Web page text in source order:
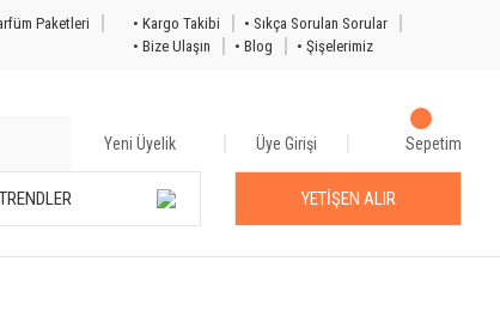
Paketleri
• Kargo Takibi
• Sıkça Sorulan Sorular
• Bize Ulaşın
• Blog
• Şişelerimiz
Yeni Üyelik Üye Girişi Sepetim
TRENDLER YETİŞEN ALIR